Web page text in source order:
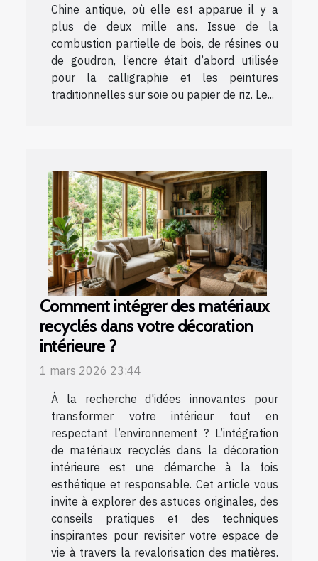
Chine antique, où elle est apparue il y a
plus de deux mille ans. Issue de la
combustion partielle de bois, de résines ou
de goudron, l’encre était d’abord utilisée
pour la calligraphie et les peintures
traditionnelles sur soie ou papier de riz. Le...
Comment intégrer des matériaux
recyclés dans votre décoration
intérieure ?
1 mars 2026 23:44
À la recherche d'idées innovantes pour
transformer votre intérieur tout en
respectant l’environnement ? L’intégration
de matériaux recyclés dans la décoration
intérieure est une démarche à la fois
esthétique et responsable. Cet article vous
invite à explorer des astuces originales, des
conseils pratiques et des techniques
inspirantes pour revisiter votre espace de
vie à travers la revalorisation des matières.